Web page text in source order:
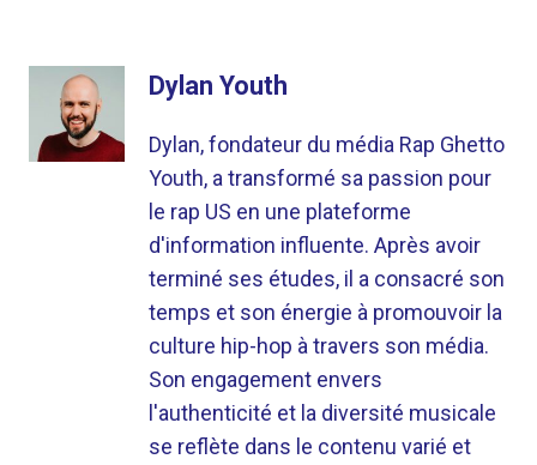
Dylan Youth
Dylan, fondateur du média Rap Ghetto
Youth, a transformé sa passion pour
le rap US en une plateforme
d'information influente. Après avoir
terminé ses études, il a consacré son
temps et son énergie à promouvoir la
culture hip-hop à travers son média.
Son engagement envers
l'authenticité et la diversité musicale
se reflète dans le contenu varié et